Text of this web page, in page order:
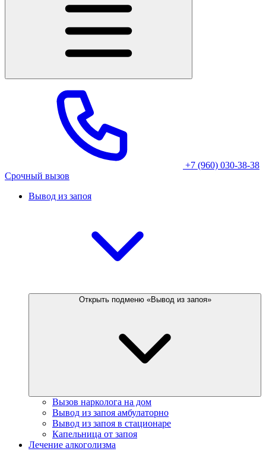
+7 (960) 030-38-38
Срочный вызов
Вывод из запоя
Открыть подменю «Вывод из запоя»
Вызов нарколога на дом
Вывод из запоя амбулаторно
Вывод из запоя в стационаре
Капельница от запоя
Лечение алкоголизма